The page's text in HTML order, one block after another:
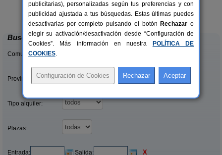
10-12 pers.
desde27 €
Casa Rural La Cruz de San Pedro
Añora (Córdoba)
Buscar
Comunidades:
Provincias/Islas:
Tipo alquiler:
Plazas:
Entrada: Salida: X
publicitarias), personalizadas según tus preferencias y con
publicidad ajustada a tus búsquedas. Estas últimas puedes
desactivarlas por completo pulsando el botón Rechazar o
elegir su activación/desactivación desde “Configuración de
Cookies”. Más información en nuestra
POLÍTICA DE
COOKIES.